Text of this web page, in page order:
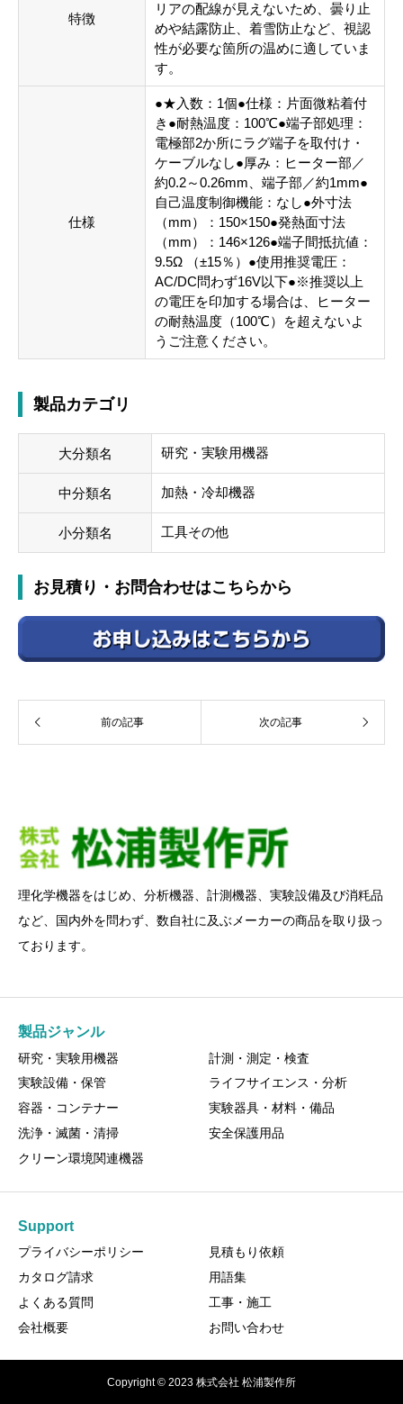
特徴
リアの配線が見えないため、曇り止
めや結露防止、着雪防止など、視認
性が必要な箇所の温めに適していま
す。
仕様
●★入数：1個●仕様：片面微粘着付
き●耐熱温度：100℃●端子部処理：
電極部2か所にラグ端子を取付け・
ケーブルなし●厚み：ヒーター部／
約0.2～0.26mm、端子部／約1mm●
自己温度制御機能：なし●外寸法
（mm）：150×150●発熱面寸法
（mm）：146×126●端子間抵抗値：
9.5Ω （±15％）●使用推奨電圧：
AC/DC問わず16V以下●※推奨以上
の電圧を印加する場合は、ヒーター
の耐熱温度（100℃）を超えないよ
うご注意ください。
製品カテゴリ
大分類名 研究・実験用機器
中分類名 加熱・冷却機器
小分類名 工具その他
お見積り・お問合わせはこちらから
前の記事 次の記事
理化学機器をはじめ、分析機器、計測機器、実験設備及び消粍品
など、国内外を問わず、数自社に及ぶメーカーの商品を取り扱っ
ております。
製品ジャンル
研究・実験用機器
計測・測定・検査
実験設備・保管
ライフサイエンス・分析
容器・コンテナー
実験器具・材料・備品
洗浄・滅菌・清掃
安全保護用品
クリーン環境関連機器
Support
プライバシーポリシー
見積もり依頼
カタログ請求
用語集
よくある質問
工事・施工
会社概要
お問い合わせ
Copyright © 2023 株式会社 松浦製作所